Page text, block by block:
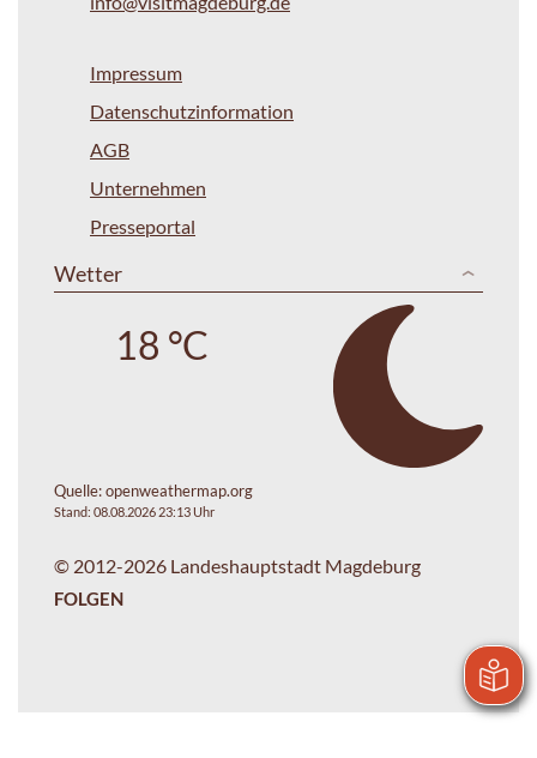
Impressum
Datenschutzinformation
AGB
Unternehmen
Presseportal
Wetter
18 °C
Quelle:openweathermap.org
Stand: 08.08.2026 23:13 Uhr
© 2012-2026 Landeshauptstadt Magdeburg
FOLGEN